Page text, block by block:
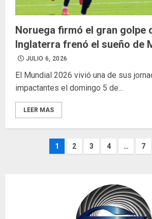
Noruega firmó el gran golpe
Inglaterra frenó el sueño de
JULIO 6, 2026
El Mundial 2026 vivió una de sus
impactantes el domingo 5 de...
LEER MAS
Paginación
entradas
1 2 3 4 … 7